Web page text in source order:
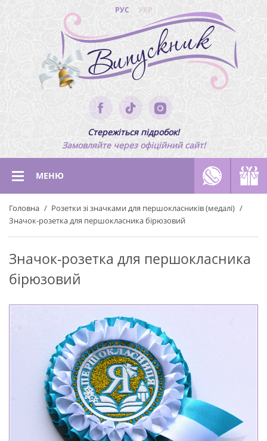
РУС УКР
Стережіться підробок!
Замовляйте через офіційний сайт!
МЕНЮ
Головна
Розетки зі значками для першокласників (медалі)
Значок-розетка для першокласника бірюзовий
Значок-розетка для першокласника
бірюзовий